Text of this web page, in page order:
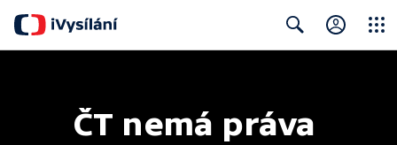
ČT nemá práva